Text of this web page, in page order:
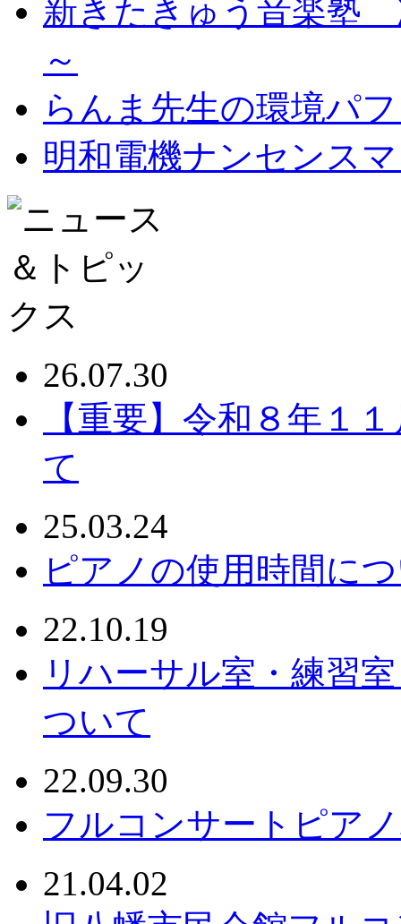
新きたきゅう音楽塾
～
らんま先生の環境パ
明和電機ナンセンス
26.07.30
【重要】令和８年１
て
25.03.24
ピアノの使用時間に
22.10.19
リハーサル室・練習
ついて
22.09.30
フルコンサートピア
21.04.02